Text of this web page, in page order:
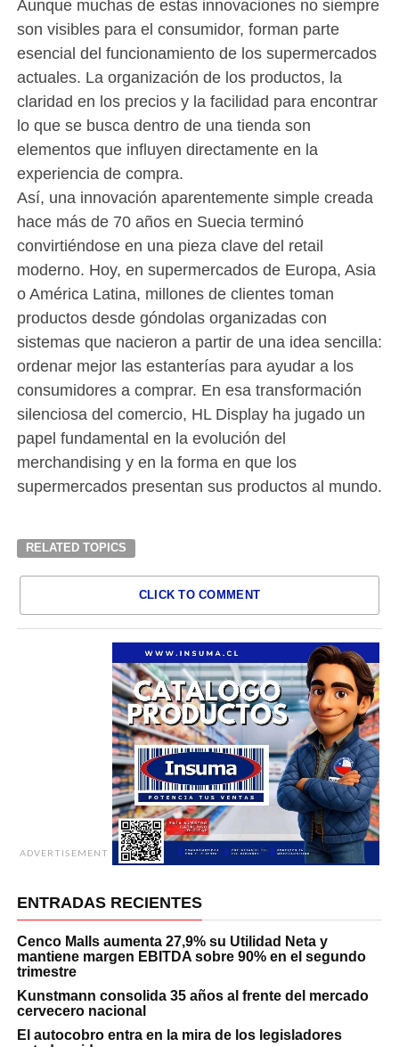
Aunque muchas de estas innovaciones no siempre
son visibles para el consumidor, forman parte
esencial del funcionamiento de los supermercados
actuales. La organización de los productos, la
claridad en los precios y la facilidad para encontrar
lo que se busca dentro de una tienda son
elementos que influyen directamente en la
experiencia de compra.
Así, una innovación aparentemente simple creada
hace más de 70 años en Suecia terminó
convirtiéndose en una pieza clave del retail
moderno. Hoy, en supermercados de Europa, Asia
o América Latina, millones de clientes toman
productos desde góndolas organizadas con
sistemas que nacieron a partir de una idea sencilla:
ordenar mejor las estanterías para ayudar a los
consumidores a comprar. En esa transformación
silenciosa del comercio, HL Display ha jugado un
papel fundamental en la evolución del
merchandising y en la forma en que los
supermercados presentan sus productos al mundo.
RELATED TOPICS
CLICK TO COMMENT
ADVERTISEMENT
ENTRADAS RECIENTES
Cenco Malls aumenta 27,9% su Utilidad Neta y
mantiene margen EBITDA sobre 90% en el segundo
trimestre
Kunstmann consolida 35 años al frente del mercado
cervecero nacional
El autocobro entra en la mira de los legisladores